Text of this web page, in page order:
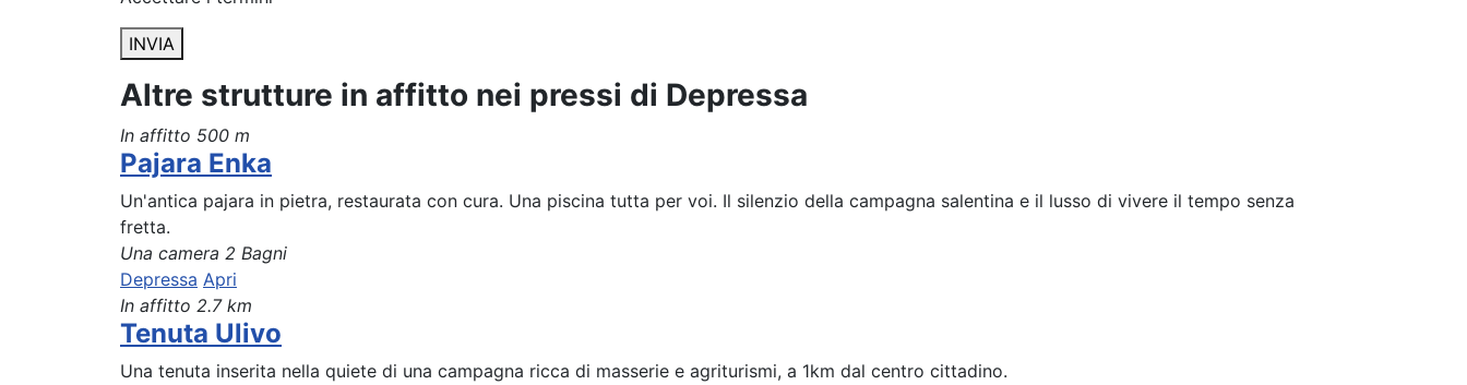
INVIA
Altre strutture in affitto nei pressi di Depressa
In affitto 500 m
Pajara Enka
Un'antica pajara in pietra, restaurata con cura. Una piscina tutta per voi. Il silenzio della campagna salentina e il lusso di vivere il tempo senza
fretta.
Una camera 2 Bagni
Depressa Apri
In affitto 2.7 km
Tenuta Ulivo
Una tenuta inserita nella quiete di una campagna ricca di masserie e agriturismi, a 1km dal centro cittadino.